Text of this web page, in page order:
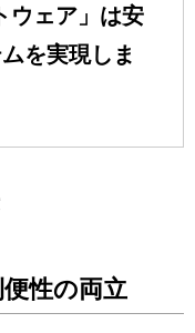
ウェア」は安
を実現しま
性の両立